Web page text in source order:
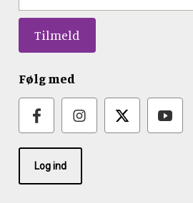
Følg med
Log ind